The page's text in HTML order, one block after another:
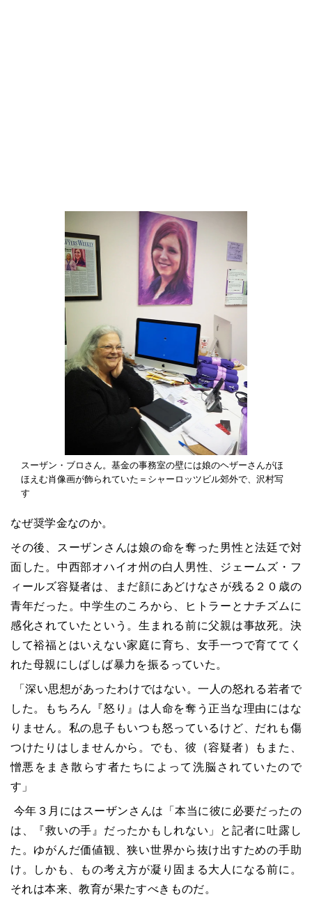
スーザン・ブロさん。基金の事務室の壁には娘のヘザーさんがほ
ほえむ肖像画が飾られていた＝シャーロッツビル郊外で、沢村写
す
なぜ奨学金なのか。
その後、スーザンさんは娘の命を奪った男性と法廷で対
面した。中西部オハイオ州の白人男性、ジェームズ・フ
ィールズ容疑者は、まだ顔にあどけなさが残る２０歳の
青年だった。中学生のころから、ヒトラーとナチズムに
感化されていたという。生まれる前に父親は事故死。決
して裕福とはいえない家庭に育ち、女手一つで育ててく
れた母親にしばしば暴力を振るっていた。
「深い思想があったわけではない。一人の怒れる若者で
した。もちろん『怒り』は人命を奪う正当な理由にはな
りません。私の息子もいつも怒っているけど、だれも傷
つけたりはしませんから。でも、彼（容疑者）もまた、
憎悪をまき散らす者たちによって洗脳されていたので
す」
今年３月にはスーザンさんは「本当に彼に必要だったの
は、『救いの手』だったかもしれない」と記者に吐露し
た。ゆがんだ価値観、狭い世界から抜け出すための手助
け。しかも、もの考え方が凝り固まる大人になる前に。
それは本来、教育が果たすべきものだ。